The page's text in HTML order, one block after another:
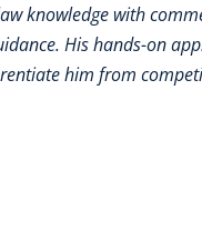
knowledge with
His hands-on
him from